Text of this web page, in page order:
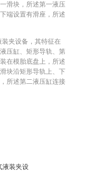
液装夹设
滑块，所述第一液压
端设置有滑座，所述
夹设备，其特征在
压缸、矩形导轨、第
在模胎底盘上，所述
块沿矩形导轨上、下
所述第二液压缸连接